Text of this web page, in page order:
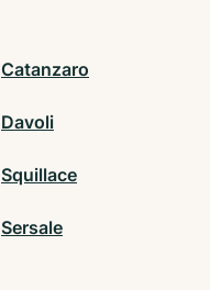
Catanzaro
Davoli
Squillace
Sersale